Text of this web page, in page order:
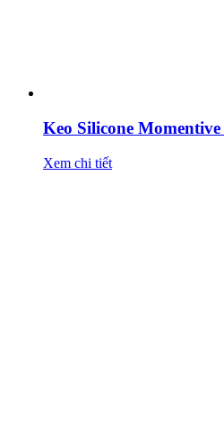
Keo Silicone
Xem chi tiết